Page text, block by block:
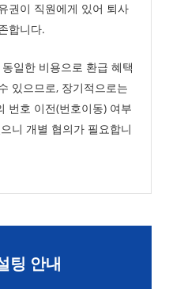
권이 직원에게 있어 퇴사
합니다.
일한 비용으로 환급 혜택
있으므로, 장기적으로는
번호 이전(번호이동) 여부
니 개별 협의가 필요합니
팅 안내